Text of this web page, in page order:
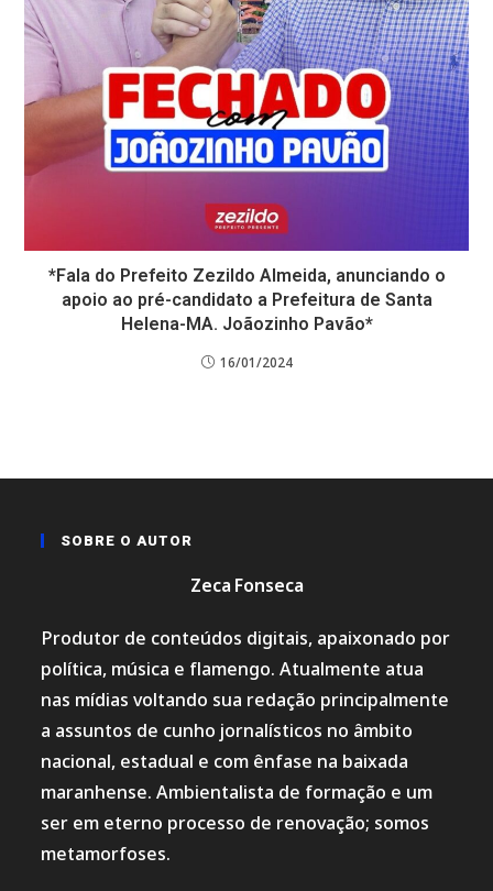
*Fala do Prefeito Zezildo Almeida, anunciando o
apoio ao pré-candidato a Prefeitura de Santa
Helena-MA. Joãozinho Pavão*
16/01/2024
SOBRE O AUTOR
Zeca Fonseca
Produtor de conteúdos digitais, apaixonado por
política, música e flamengo. Atualmente atua
nas mídias voltando sua redação principalmente
a assuntos de cunho jornalísticos no âmbito
nacional, estadual e com ênfase na baixada
maranhense. Ambientalista de formação e um
ser em eterno processo de renovação; somos
metamorfoses.